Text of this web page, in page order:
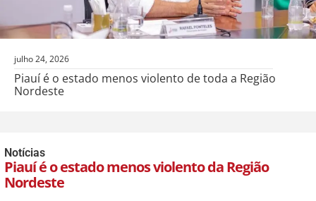
julho 24, 2026
Piauí é o estado menos violento de toda a Região
Nordeste
Notícias
Piauí é o estado menos violento da Região
Nordeste